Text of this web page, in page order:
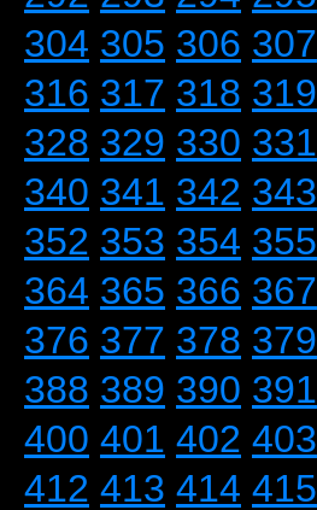
304 305 306 307
316 317 318 319
328 329 330 331
340 341 342 343
352 353 354 355
364 365 366 367
376 377 378 379
388 389 390 391
400 401 402 403
412 413 414 415